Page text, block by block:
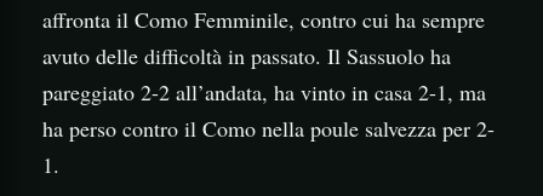
affronta il Como Femminile, contro cui ha sempre
avuto delle difficoltà in passato. Il Sassuolo ha
pareggiato 2-2 all’andata, ha vinto in casa 2-1, ma
ha perso contro il Como nella poule salvezza per 2-
1.